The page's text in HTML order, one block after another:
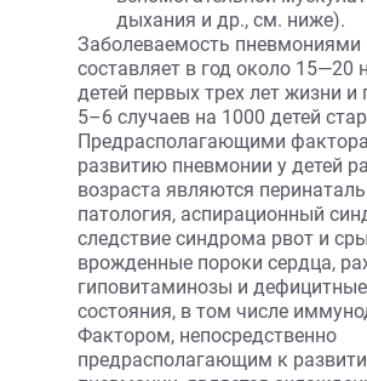
дыхания и др., см. ниже).
Заболеваемость пневмониями
составляет в год около 15—20
детей первых трех лет жизни и
5–6 случаев на 1000 детей
Предрасполагающими
развитию пневмонии у детей
возраста являются
патология, аспирационный
следствие синдрома рвот и
врожденные пороки сердца,
гиповитаминозы и дефицитные
состояния, в том числе
Фактором, непосредственно
предрасполагающим к